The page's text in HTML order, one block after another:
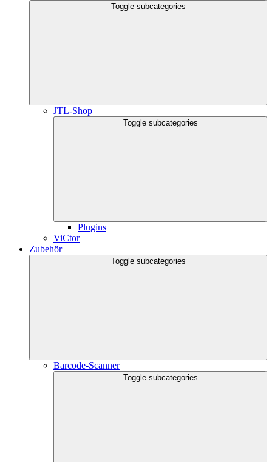
Toggle subcategories
JTL-Shop
Toggle subcategories
Plugins
ViCtor
Zubehör
Toggle subcategories
Barcode-Scanner
Toggle subcategories